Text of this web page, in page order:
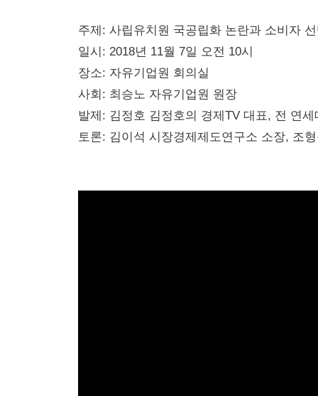
주제: 사립유치원 국공립화 논란과 소비자
일시: 2018년 11월 7일 오전 10시
장소: 자유기업원 회의실
사회: 최승노 자유기업원 원장
발제: 김정호 김정호의 경제TV 대표, 전 연
토론: 김이석 시장경제제도연구소 소장, 조